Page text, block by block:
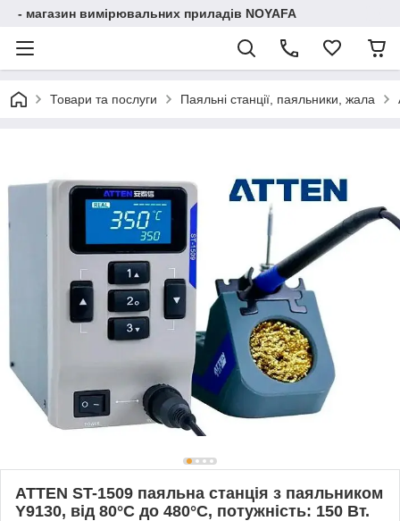
- магазин вимірювальних приладів NOYAFA
Товари та послуги Паяльні станції, паяльники, жала
ATTEN ST-1509 паяльна станція з паяльником
Y9130, від 80°С до 480°C, потужність: 150 Вт.